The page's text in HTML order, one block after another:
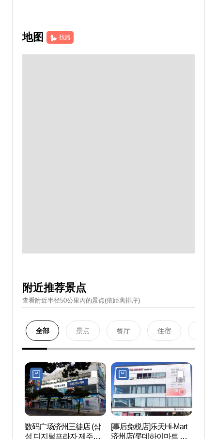
地图 找路
附近推荐景点
查看附近半径50公里內的景点(依距离排序)
全部 景点 餐厅 住宿
数码广场济州三徒店 (삼
성 디지털프라자 제주삼
[事后免税店]乐天Hi-Mart
济州店(롯데하이마트 제